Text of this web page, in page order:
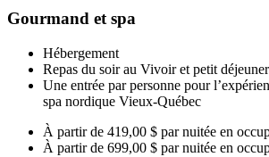
Gourmand et spa
Hébergement
Repas du soir au Vivoir et petit
Une entrée par personne pour
spa nordique Vieux-Québec
À partir de 419,00 $ par nuitée en
À partir de 699,00 $ par nuitée en